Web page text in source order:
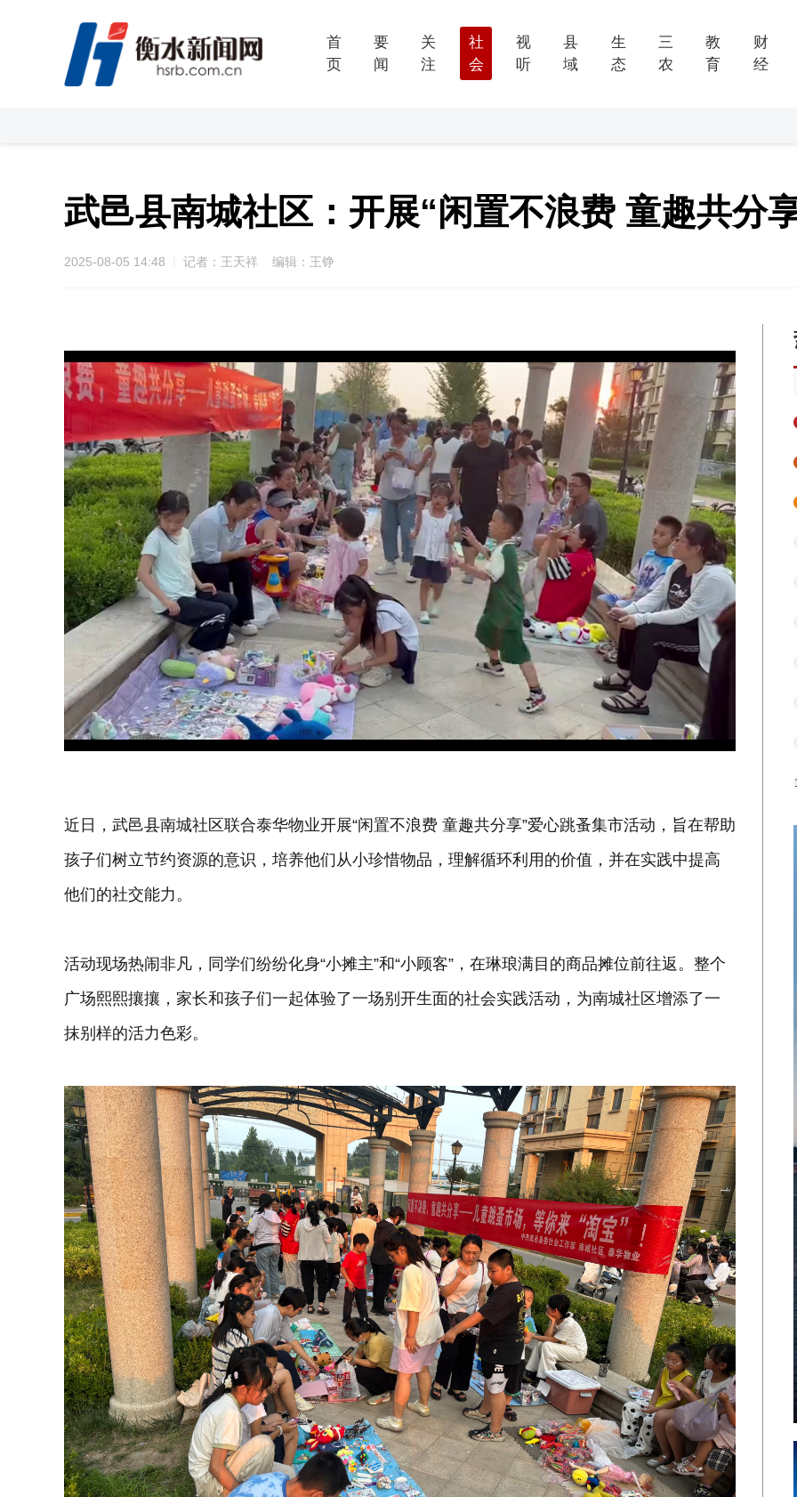
首
页
要
闻
关
注
社
会
视
听
县
域
生
态
三
农
教
育
财
经
武邑县南城社区：开展“闲置不浪费 童趣共分
2025-08-05 14:48 记者：王天祥 编辑：王铮
Unmute Loaded:
100.00%
近日，武邑县南城社区联合泰华物业开展“闲置不浪费 童趣共分享”爱心跳蚤集市活动，旨在帮助
孩子们树立节约资源的意识，培养他们从小珍惜物品，理解循环利用的价值，并在实践中提高
他们的社交能力。
活动现场热闹非凡，同学们纷纷化身“小摊主”和“小顾客”，在琳琅满目的商品摊位前往返。整个
广场熙熙攘攘，家长和孩子们一起体验了一场别开生面的社会实践活动，为南城社区增添了一
抹别样的活力色彩。